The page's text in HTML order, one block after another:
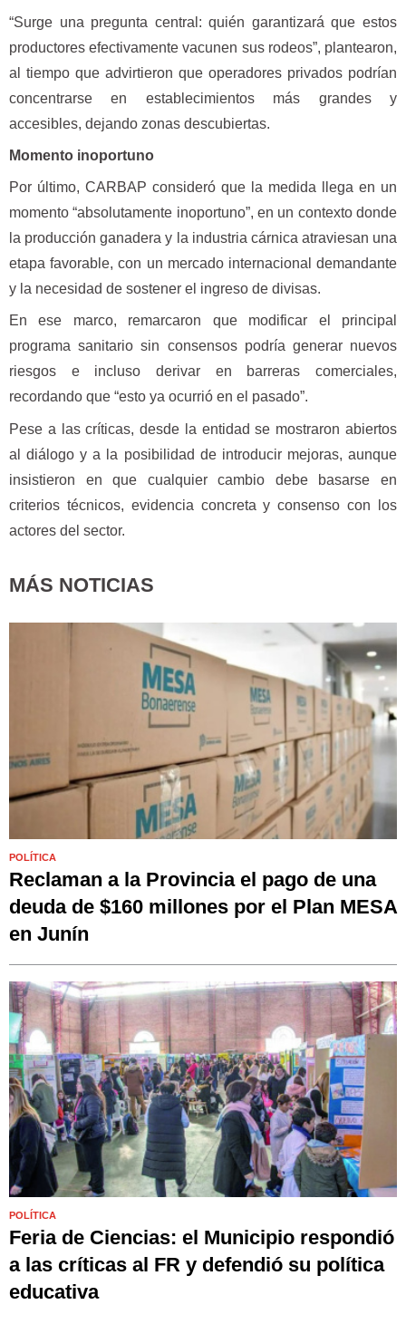
“Surge una pregunta central: quién garantizará que estos
productores efectivamente vacunen sus rodeos”, plantearon,
al tiempo que advirtieron que operadores privados podrían
concentrarse en establecimientos más grandes y
accesibles, dejando zonas descubiertas.
Momento inoportuno
Por último, CARBAP consideró que la medida llega en un
momento “absolutamente inoportuno”, en un contexto donde
la producción ganadera y la industria cárnica atraviesan una
etapa favorable, con un mercado internacional demandante
y la necesidad de sostener el ingreso de divisas.
En ese marco, remarcaron que modificar el principal
programa sanitario sin consensos podría generar nuevos
riesgos e incluso derivar en barreras comerciales,
recordando que “esto ya ocurrió en el pasado”.
Pese a las críticas, desde la entidad se mostraron abiertos
al diálogo y a la posibilidad de introducir mejoras, aunque
insistieron en que cualquier cambio debe basarse en
criterios técnicos, evidencia concreta y consenso con los
actores del sector.
MÁS NOTICIAS
POLÍTICA
Reclaman a la Provincia el pago de una
deuda de $160 millones por el Plan MESA
en Junín
POLÍTICA
Feria de Ciencias: el Municipio respondió
a las críticas al FR y defendió su política
educativa